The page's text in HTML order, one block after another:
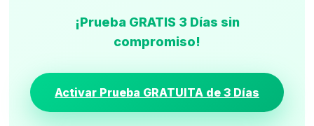
¡Prueba GRATIS 3 Días sin
compromiso!
Activar Prueba GRATUITA de 3 Días